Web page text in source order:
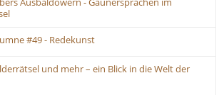
Ausbaldowern - Gaunersprachen im
#49 - Redekunst
und mehr – ein Blick in die Welt der